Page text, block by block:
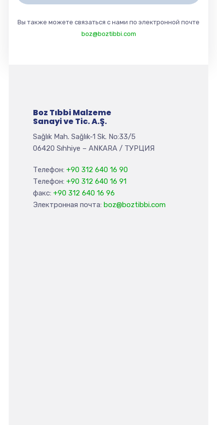
Вы также можете связаться с нами по электронной почте
boz@boztibbi.com
Boz Tıbbi Malzeme
Sanayi ve Tic. A.Ş.
Sağlık Mah. Sağlık-1 Sk. No:33/5
06420 Sıhhiye – ANKARA / ТУРЦИЯ
Телефон: +90 312 640 16 90
Телефон: +90 312 640 16 91
факс: +90 312 640 16 96
Электронная почта: boz@boztibbi.com